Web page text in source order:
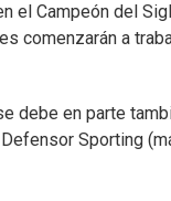
el Campeón del
comenzarán a
debe en parte
Sporting